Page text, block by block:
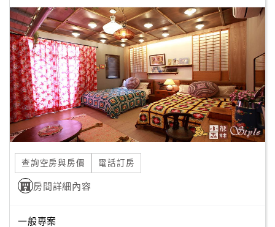
單
Line
線
上
客
服
紅
利
查
查詢空房與房價 電話訂房
房間詳細內容
一般專案